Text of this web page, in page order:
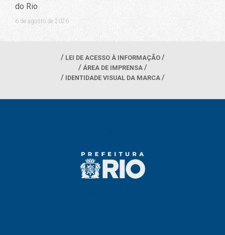
do Rio
6 de agosto de 2026
LEI DE ACESSO À INFORMAÇÃO
ÁREA DE IMPRENSA
IDENTIDADE VISUAL DA MARCA